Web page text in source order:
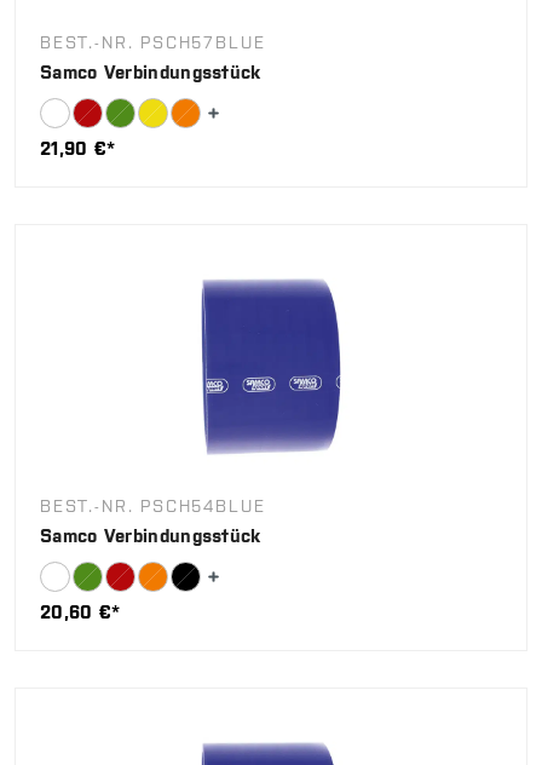
BEST.-NR. PSCH57BLUE
Samco Verbindungsstück
21,90 €*
BEST.-NR. PSCH54BLUE
Samco Verbindungsstück
20,60 €*